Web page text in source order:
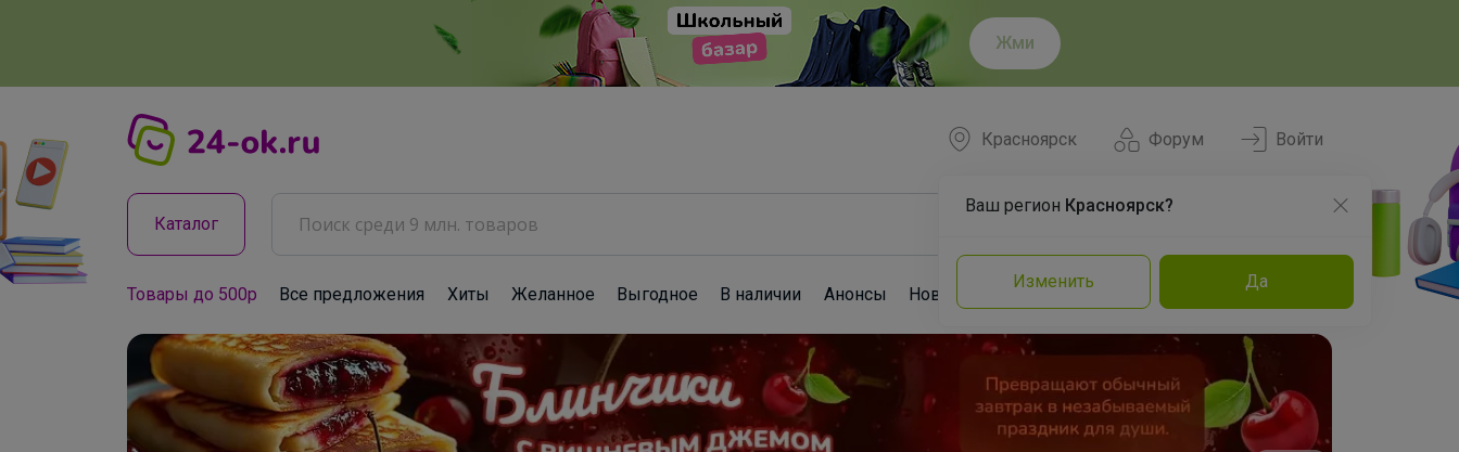
Жми
Форум
Красноярск
Ваш регион Красноярск?
Изменить Да
Войти
Каталог
Товары до 500р Все предложения Хиты Желанное Выгодное В наличии Анонсы Новости Команда Эксперты